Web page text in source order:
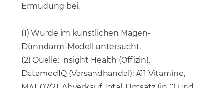
Ermüdung bei.
(1) Wurde im künstlichen Magen-
Dünndarm-Modell untersucht.
(2) Quelle: Insight Health (Offizin),
DatamedIQ (Versandhandel); A11 Vitamine,